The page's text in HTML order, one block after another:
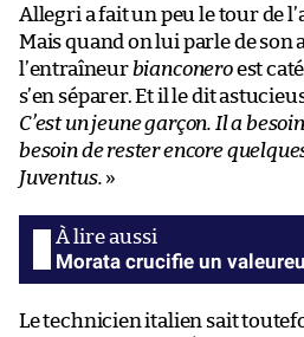
Allegri a fait un peu le tour de
Mais quand on lui parle de son
l’entraîneur bianconeroest
s’en séparer. Et il le dit
C’est un jeune garçon. Il a
besoin de rester encore
Juventus. »
Morata crucifie un
Le technicien italien sait